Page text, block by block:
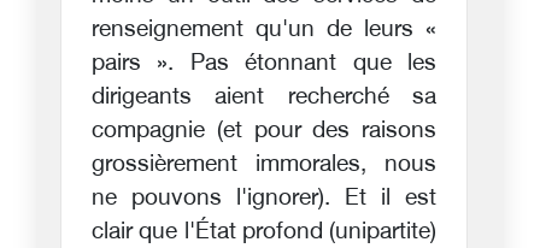
renseignement qu'un de leurs «
pairs ». Pas étonnant que les
dirigeants aient recherché sa
compagnie (et pour des raisons
grossièrement immorales, nous
ne pouvons l'ignorer). Et il est
clair que l'État profond (unipartite)